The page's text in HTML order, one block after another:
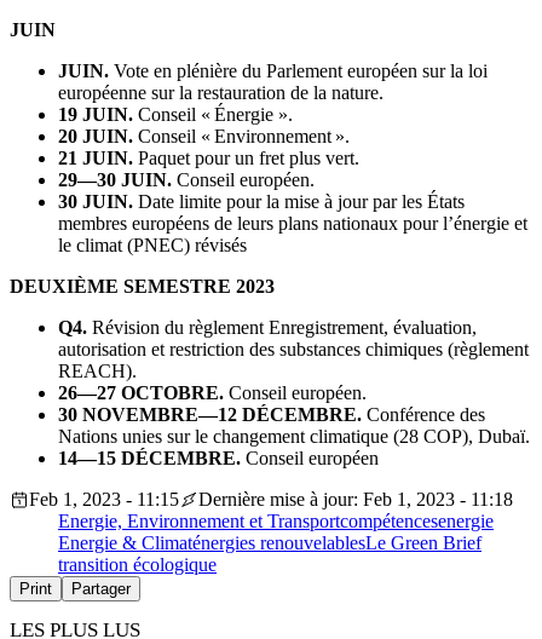
JUIN
JUIN. Vote en plénière du Parlement européen sur la loi
européenne sur la restauration de la nature.
19 JUIN. Conseil « Énergie ».
20 JUIN. Conseil « Environnement ».
21 JUIN. Paquet pour un fret plus vert.
29—30 JUIN. Conseil européen.
30 JUIN. Date limite pour la mise à jour par les États
membres européens de leurs plans nationaux pour l’énergie et
le climat (PNEC) révisés
DEUXIÈME SEMESTRE 2023
Q4. Révision du règlement Enregistrement, évaluation,
autorisation et restriction des substances chimiques (règlement
REACH).
26—27 OCTOBRE. Conseil européen.
30 NOVEMBRE—12 DÉCEMBRE. Conférence des
Nations unies sur le changement climatique (28 COP), Dubaï.
14—15 DÉCEMBRE. Conseil européen
Feb 1, 2023 - 11:15
Dernière mise à jour: Feb 1, 2023 - 11:18
Energie, Environnement et Transportcompétencesenergie
Energie & Climaténergies renouvelablesLe Green Brief
transition écologique
Print Partager
LES PLUS LUS